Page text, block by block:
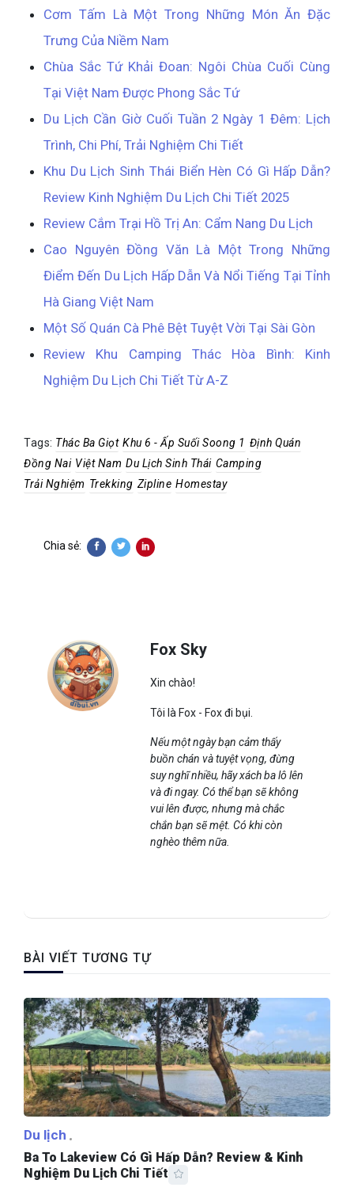
Cơm Tấm Là Một Trong Những Món Ăn Đặc
Trưng Của Niềm Nam
Chùa Sắc Tứ Khải Đoan: Ngôi Chùa Cuối Cùng
Tại Việt Nam Được Phong Sắc Tứ
Du Lịch Cần Giờ Cuối Tuần 2 Ngày 1 Đêm: Lịch
Trình, Chi Phí, Trải Nghiệm Chi Tiết
Khu Du Lịch Sinh Thái Biển Hèn Có Gì Hấp Dẫn?
Review Kinh Nghiệm Du Lịch Chi Tiết 2025
Review Cắm Trại Hồ Trị An: Cẩm Nang Du Lịch
Cao Nguyên Đồng Văn Là Một Trong Những
Điểm Đến Du Lịch Hấp Dẫn Và Nổi Tiếng Tại Tỉnh
Hà Giang Việt Nam
Một Số Quán Cà Phê Bệt Tuyệt Vời Tại Sài Gòn
Review Khu Camping Thác Hòa Bình: Kinh
Nghiệm Du Lịch Chi Tiết Từ A-Z
Tags: Thác Ba Giọt Khu 6 - Ấp Suối Soong 1 Định Quán
Đồng Nai Việt Nam Du Lịch Sinh Thái Camping
Trải Nghiệm Trekking Zipline Homestay
Chia sẻ:
Fox Sky
Xin chào!
Tôi là Fox - Fox đi bụi.
Nếu một ngày bạn cảm thấy
buồn chán và tuyệt vọng, đừng
suy nghĩ nhiều, hãy xách ba lô lên
và đi ngay. Có thể bạn sẽ không
vui lên được, nhưng mà chắc
chắn bạn sẽ mệt. Có khi còn
nghèo thêm nữa.
BÀI VIẾT TƯƠNG TỰ
Du lịch
Ba To Lakeview Có Gì Hấp Dẫn? Review & Kinh
Nghiệm Du Lịch Chi Tiết